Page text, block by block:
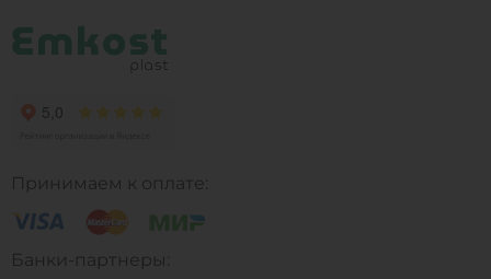
Принимаем к оплате:
Банки-партнеры: